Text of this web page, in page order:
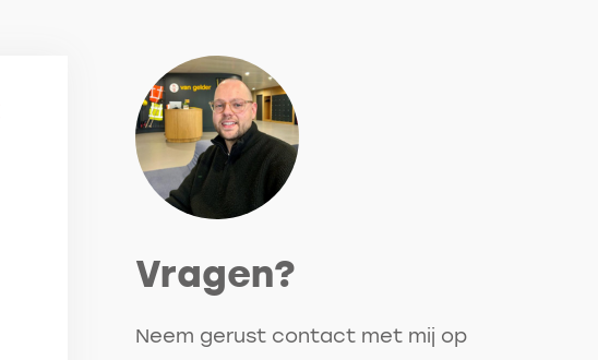
Vragen?
Neem gerust contact met mij op